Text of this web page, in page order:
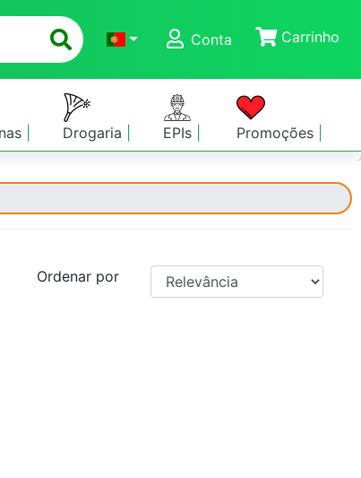
Conta
Carrinho
Drogaria EPIs Promoções
Ordenar por